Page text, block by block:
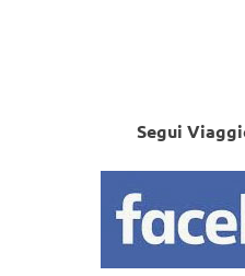
Segui